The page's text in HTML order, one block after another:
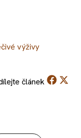
výživy
článek